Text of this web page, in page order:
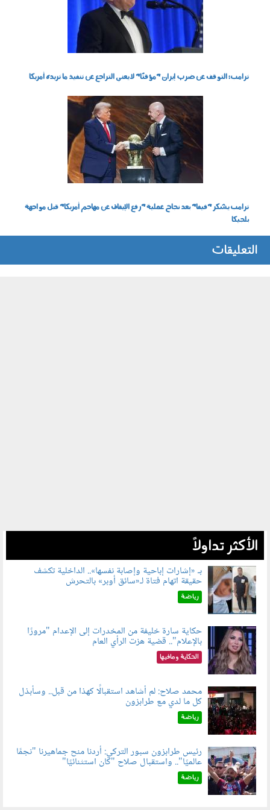
ترامب: التوقف عن ضرب إيران "مؤقتًا" لا يعني التراجع عن تنفيذ ما تريده أمريكا
ترامب يشكر "فيفا" بعد نجاح عملية "رفع الإيقاف عن مهاجم أمريكا" قبل مواجهة
بلجيكا
التعليقات
الأكثر تداولاً
060804.jpg
بـ «إشارات إباحية وإصابة نفسها».. الداخلية تكشف
حقيقة اتهام فتاة لـ«سائق أوبر» بالتحرش
رياضة
060801.jpeg
حكاية سارة خليفة من المخدرات إلى الإعدام "مرورًا
بالإعلام".. قضية هزت الرأي العام
الحكاية ومافيها
060802.jpg
محمد صلاح: لم أشاهد استقبالًا كهذا من قبل.. وسأبذل
كل ما لدي مع طرابزون
رياضة
060803.jpg
رئيس طرابزون سبور التركي: أردنا منح جماهيرنا "نجمًا
عالميًا".. واستقبال صلاح "كان استثنائيًا"
رياضة